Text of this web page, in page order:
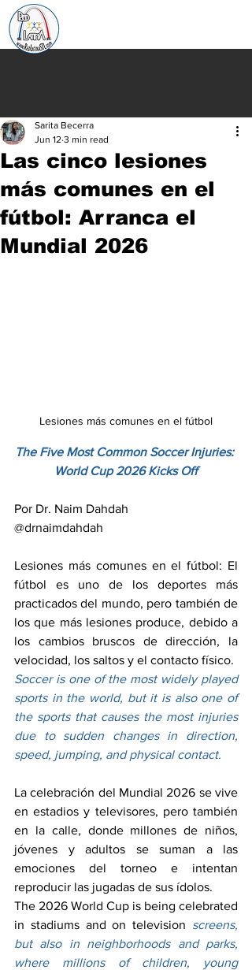
Las cinco lesiones
más comunes en el
fútbol: Arranca el
Mundial 2026
Sarita Becerra
Jun 12 3 min read
Lesiones más comunes en el fútbol
The Five Most Common Soccer Injuries:
World Cup 2026 Kicks Off
Por Dr. Naim Dahdah
@drnaimdahdah
Lesiones más comunes en el fútbol: El
fútbol es uno de los deportes más
practicados del mundo, pero también de
los que más lesiones produce, debido a
los cambios bruscos de dirección, la
velocidad, los saltos y el contacto físico.
Soccer is one of the most widely played
sports in the world, but it is also one of
the sports that causes the most injuries
due to sudden changes in direction,
speed, jumping, and physical contact.
La celebración del Mundial 2026 se vive
en estadios y televisores, pero también
en la calle, donde millones de niños,
jóvenes y adultos se suman a las
emociones del torneo e intentan
reproducir las jugadas de sus ídolos.
The 2026 World Cup is being celebrated
in stadiums and on television screens,
but also in neighborhoods and parks,
where millions of children, young